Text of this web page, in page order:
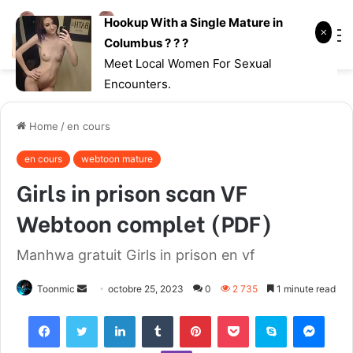
Home /en cours
en cours webtoon mature
Girls in prison scan VF
Webtoon complet (PDF)
Manhwa gratuit Girls in prison en vf
Toonmic
d
octobre 25, 2023 0 2 735 1 minute read
Hookup With a Single Mature in
Columbus ? ? ?
Meet Local Women For Sexual
Encounters.